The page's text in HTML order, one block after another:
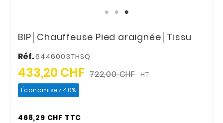
BIP│Chauffeuse Pied araignée│Tissu
Réf.6446003THSQ
433,20 CHF 722,00 CHF HT
Économisez 40%
468,29 CHF TTC